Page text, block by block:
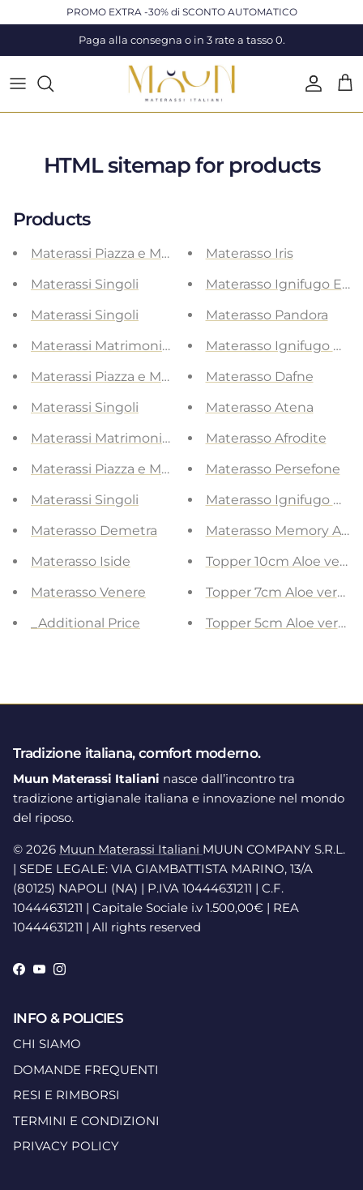
Passa ai contenutiPROMO EXTRA -30% di SCONTO AUTOMATICO
Paga alla consegna o in 3 rate a tasso 0.
Account
HTML sitemap for products
Products
Materassi Piazza e Mezza
Materassi Singoli
Materassi Singoli
Materassi Matrimoniali
Materassi Piazza e Mezza
Materassi Singoli
Materassi Matrimoniali
Materassi Piazza e Mezza
Materassi Singoli
Materasso Demetra
Materasso Iside
Materasso Venere
_Additional Price
Materasso Iris
Materasso Ignifugo
Materasso Pandora
Materasso Ignifugo
Materasso Dafne
Materasso Atena
Materasso Afrodite
Materasso Persefone
Materasso Ignifugo
Materasso Memory
Topper 10cm Aloe vera
Topper 7cm Aloe vera
Topper 5cm Aloe vera
Tradizione italiana, comfort moderno.
Muun Materassi Italiani nasce dall’incontro tra
tradizione artigianale italiana e innovazione nel mondo
del riposo.
© 2026 Muun Materassi Italiani MUUN COMPANY S.R.L.
| SEDE LEGALE: VIA GIAMBATTISTA MARINO, 13/A
(80125) NAPOLI (NA) | P.IVA 10444631211 | C.F.
10444631211 | Capitale Sociale i.v 1.500,00€ | REA
10444631211 | All rights reserved
Facebook
YouTube
Instagram
INFO & POLICIES
CHI SIAMO
DOMANDE FREQUENTI
RESI E RIMBORSI
TERMINI E CONDIZIONI
PRIVACY POLICY